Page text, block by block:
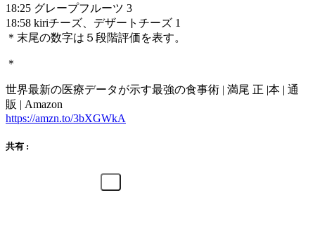
18:25 グレープフルーツ 3
18:58 kiriチーズ、デザートチーズ 1
＊末尾の数字は５段階評価を表す。
＊
世界最新の医療データが示す最強の食事術 | 満尾 正 |本 | 通
販 | Amazon
https://amzn.to/3bXGWkA
共有 :